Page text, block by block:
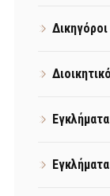
Δικηγόροι